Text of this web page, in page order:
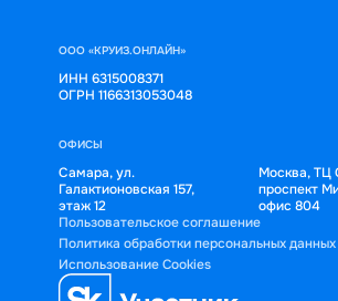
ООО «КРУИЗ.ОНЛАЙН»
ИНН 6315008371
ОГРН 1166313053048
ОФИСЫ
Самара, ул.
Галактионовская 157,
этаж 12
Москва, ТЦ
проспект
офис 804
Пользовательское соглашение
Политика обработки персональных данных
Использование Cookies